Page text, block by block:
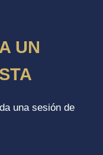
UN
una sesión de